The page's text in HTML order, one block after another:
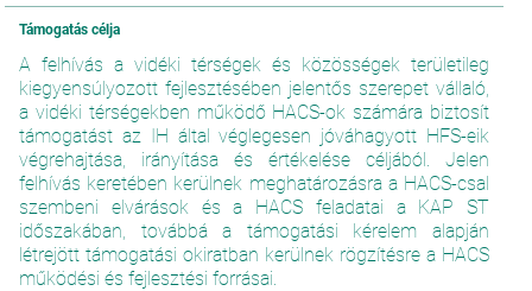
Támogatás célja
A felhívás a vidéki térségek és közösségek területileg
kiegyensúlyozott fejlesztésében jelentős szerepet vállaló,
a vidéki térségekben működő HACS-ok számára biztosít
támogatást az IH által véglegesen jóváhagyott HFS-eik
végrehajtása, irányítása és értékelése céljából. Jelen
felhívás keretében kerülnek meghatározásra a HACS-csal
szembeni elvárások és a HACS feladatai a KAP ST
időszakában, továbbá a támogatási kérelem alapján
létrejött támogatási okiratban kerülnek rögzítésre a HACS
működési és fejlesztési forrásai.